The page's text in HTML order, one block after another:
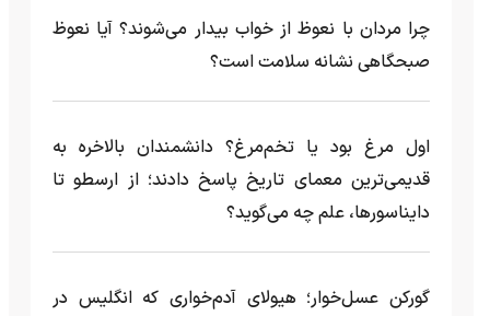
چرا مردان با نعوظ از خواب بیدار می‌شوند؟ آیا نعوظ
صبحگاهی نشانه سلامت است؟
اول مرغ بود یا تخم‌مرغ؟ دانشمندان بالاخره به
قدیمی‌ترین معمای تاریخ پاسخ دادند؛ از ارسطو تا
دایناسورها، علم چه می‌گوید؟
گورکن عسل‌خوار؛ هیولای آدم‌خواری که انگلیس در